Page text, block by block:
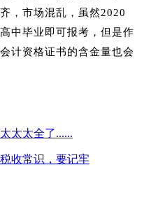
，市场混乱，虽然2020
中毕业即可报考，但是作
计资格证书的含金量也会
太太全了......
收常识，要记牢